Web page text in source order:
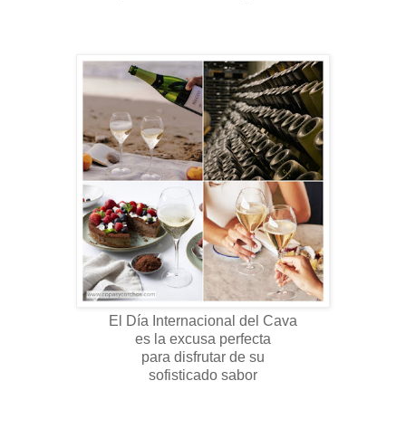
El Día Internacional del Cava
es la excusa perfecta
para disfrutar de su
sofisticado sabor